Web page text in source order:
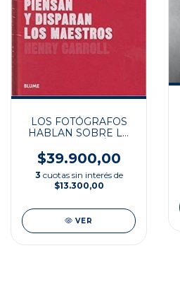
LOS FOTÓGRAFOS
HABLAN SOBRE LA
$39.900,00
3 cuotas sin interés de
$13.300,00
VER